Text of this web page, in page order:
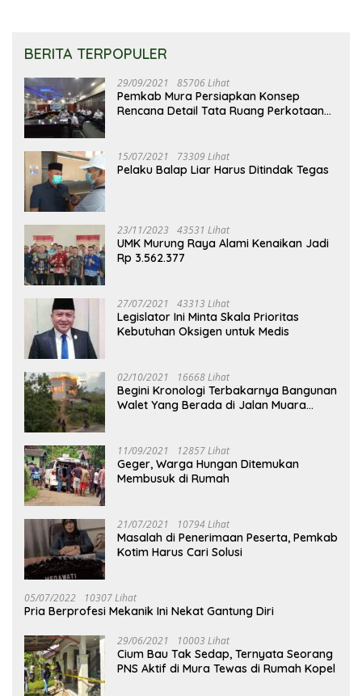
BERITA TERPOPULER
29/09/2021 85706 Lihat
Pemkab Mura Persiapkan Konsep
Rencana Detail Tata Ruang Perkotaan
15/07/2021 73309 Lihat
Pelaku Balap Liar Harus Ditindak Tegas
23/11/2023 43531 Lihat
UMK Murung Raya Alami Kenaikan Jadi
Rp 3.562.377
27/07/2021 43313 Lihat
Legislator Ini Minta Skala Prioritas
Kebutuhan Oksigen untuk Medis
02/10/2021 16668 Lihat
Begini Kronologi Terbakarnya Bangunan
Walet Yang Berada di Jalan Muara
11/09/2021 12857 Lihat
Geger, Warga Hungan Ditemukan
Membusuk di Rumah
21/07/2021 10794 Lihat
Masalah di Penerimaan Peserta, Pemkab
Kotim Harus Cari Solusi
05/07/2022 10307 Lihat
Pria Berprofesi Mekanik Ini Nekat Gantung Diri
29/06/2021 10003 Lihat
Cium Bau Tak Sedap, Ternyata Seorang
PNS Aktif di Mura Tewas di Rumah Kopel